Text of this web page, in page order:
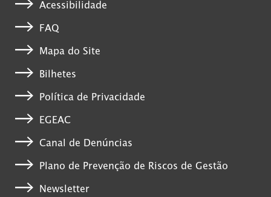
Acessibilidade
FAQ
Mapa do Site
Bilhetes
Política de Privacidade
EGEAC
Canal de Denúncias
Plano de Prevenção de Riscos de Gestão
Newsletter